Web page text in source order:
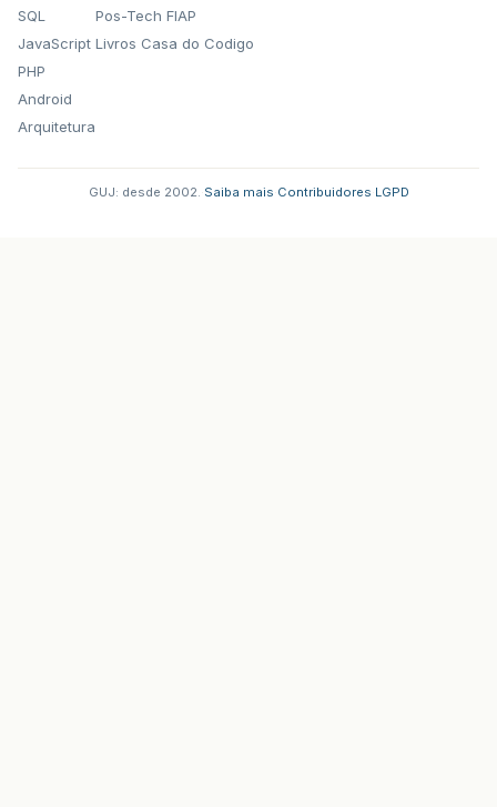
SQL
JavaScript
PHP
Android
Arquitetura
Pos-Tech FIAP
Livros Casa do Codigo
GUJ: desde 2002. Saiba mais Contribuidores LGPD